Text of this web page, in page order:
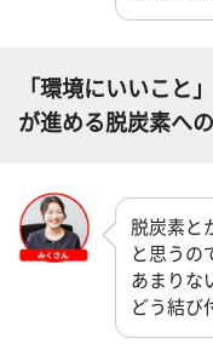
「環境にいいこと
が進める脱炭素へ
脱炭素と
と思うの
あまりな
どう結び